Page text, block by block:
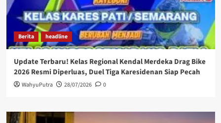
Berita headline
Update Terbaru! Kelas Regional Kendal Merdeka Drag Bike
2026 Resmi Diperluas, Duel Tiga Karesidenan Siap Pecah
WahyuPutra 28/07/2026 0